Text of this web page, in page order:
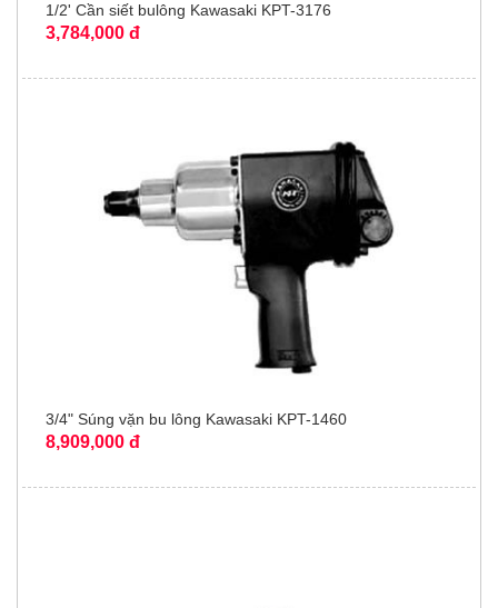
1/2' Cần siết bulông Kawasaki KPT-3176
3,784,000 đ
3/4" Súng vặn bu lông Kawasaki KPT-1460
8,909,000 đ